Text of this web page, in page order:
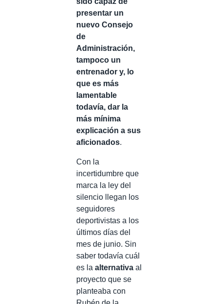
presentar un
nuevo Consejo
de
Administración,
tampoco un
entrenador y, lo
que es más
lamentable
todavía, dar la
más mínima
explicación a sus
aficionados.
Con la
incertidumbre que
marca la ley del
silencio llegan los
seguidores
deportivistas a los
últimos días del
mes de junio. Sin
saber todavía cuál
es la alternativa al
proyecto que se
planteaba con